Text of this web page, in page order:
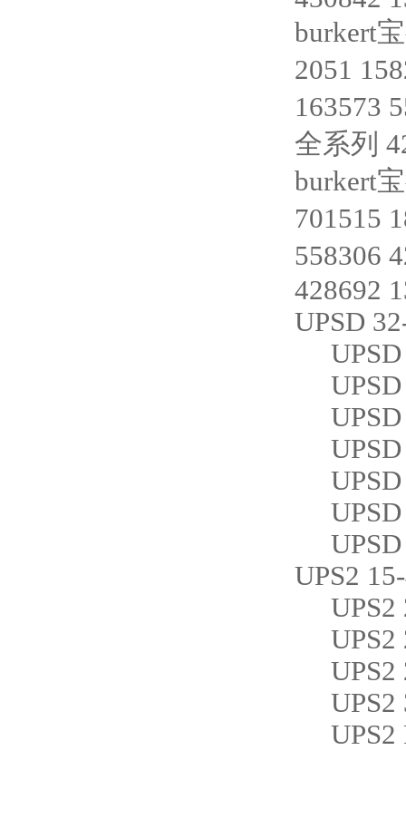
burkert
2051
163573
全系列
burkert
701515
558306
428692
UPSD
UPS2
UPS2
UPS2
UPS2
UPS2